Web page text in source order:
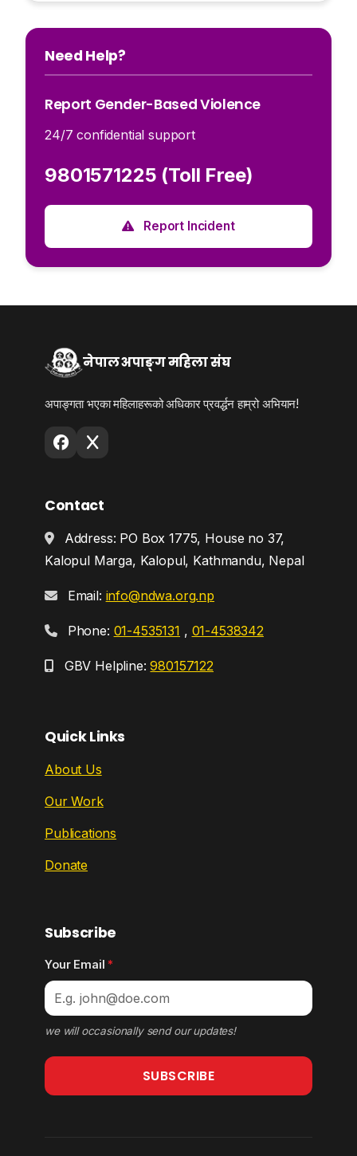
Need Help?
Report Gender-Based Violence
24/7 confidential support
9801571225 (Toll Free)
Report Incident
नेपाल अपाङ्ग महिला संघ
अपाङ्गता भएका महिलाहरूको अधिकार प्रवर्द्धन हाम्रो अभियान!
Contact
Address: PO Box 1775, House no 37,
Kalopul Marga, Kalopul, Kathmandu, Nepal
Email: info@ndwa.org.np
Phone: 01-4535131 , 01-4538342
GBV Helpline:980157122
Quick Links
About Us
Our Work
Publications
Donate
Subscribe
Your Email*
we will occasionally send our updates!
SUBSCRIBE